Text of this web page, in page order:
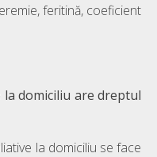
feritină, coeficient
domiciliu are dreptul
la domiciliu se face